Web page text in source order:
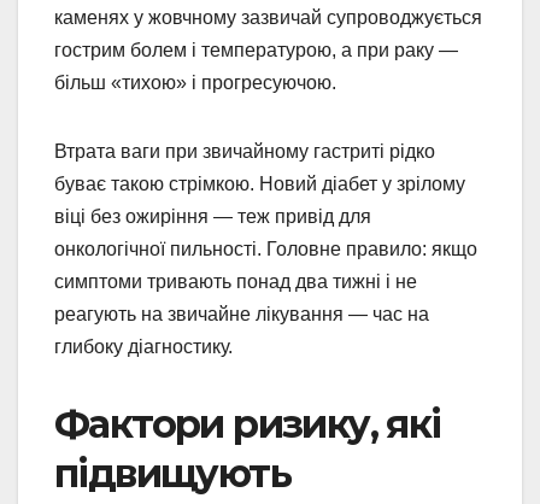
каменях у жовчному зазвичай супроводжується
гострим болем і температурою, а при раку —
більш «тихою» і прогресуючою.
Втрата ваги при звичайному гастриті рідко
буває такою стрімкою. Новий діабет у зрілому
віці без ожиріння — теж привід для
онкологічної пильності. Головне правило: якщо
симптоми тривають понад два тижні і не
реагують на звичайне лікування — час на
глибоку діагностику.
Фактори ризику, які
підвищують